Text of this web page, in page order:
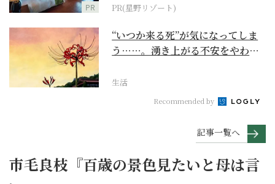
PR PR(星野リゾート)
“いつか来る死”が気になってしま
う……。湧き上がる不安をやわら
生活
Recommended by
記事一覧へ
市毛良枝『百歳の景色見たいと母は言